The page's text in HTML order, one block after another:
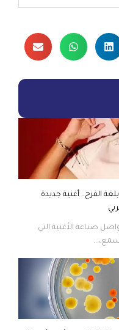
الفرح.. أغنية جديدة
صناعة الأغنية التي